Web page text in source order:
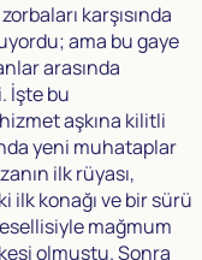
karşısında
ama bu gaye
arasında
İşte bu
aşkına kilitli
yeni muhataplar
ilk rüyası,
ilk konağı ve bir sürü
mağmum
olmuştu. Sonra